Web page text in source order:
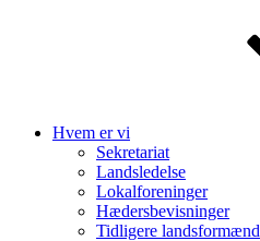
Hvem er vi
Sekretariat
Landsledelse
Lokalforeninger
Hædersbevisninger
Tidligere landsformænd